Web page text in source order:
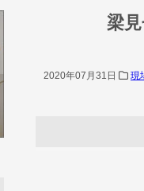
梁
2020年07月31日 現